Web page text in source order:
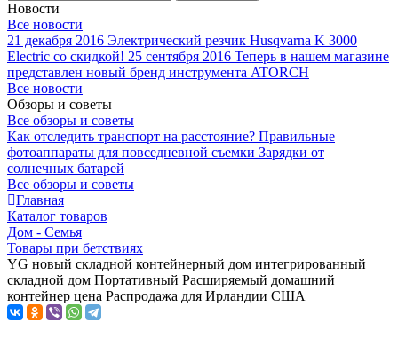
Новости
Все новости
21 декабря 2016 Электрический резчик Husqvarna K 3000
Electric со скидкой! 25 сентября 2016 Теперь в нашем магазине
представлен новый бренд инструмента ATORCH
Все новости
Обзоры и советы
Все обзоры и советы
Как отследить транспорт на расстояние? Правильные
фотоаппараты для повседневной съемки Зарядки от
солнечных батарей
Все обзоры и советы
Главная
Каталог товаров
Дом - Семья
Товары при бетствиях
YG новый складной контейнерный дом интегрированный
складной дом Портативный Расширяемый домашний
контейнер цена Распродажа для Ирландии США